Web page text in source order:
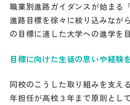
サイトマップ
職業別進路ガイダンスが始まる
進路目標を徐々に絞り込みなが
の目標に適した大学への進学を
目標に向けた生徒の思いや経験
同校のこうした取り組みを支え
年担任が高校３年まで原則とし